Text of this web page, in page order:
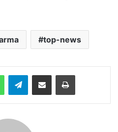
top-news
WhatsAppTelegramShare via Email Print